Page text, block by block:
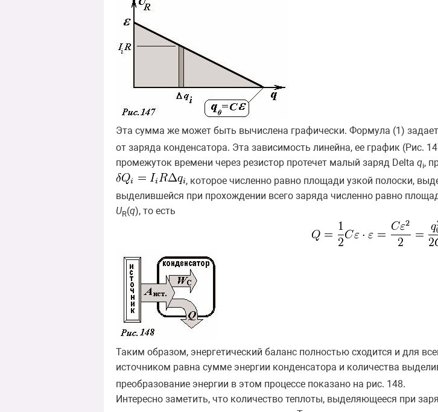
Эта сумма же может быть вычислена графически. Формула (1)
от заряда конденсатора. Эта зависимость линейна, ее график (Рис.
промежуток времени через резистор протечет малый заряд Delta qi,
, которое численно равно площади узкой полоски,
выделившейся при прохождении всего заряда численно равно
UR(q), то есть
Таким образом, энергетический баланс полностью сходится и для
источником равна сумме энергии конденсатора и количества
преобразование энергии в этом процессе показано на рис. 148.
Интересно заметить, что количество теплоты, выделяющееся при